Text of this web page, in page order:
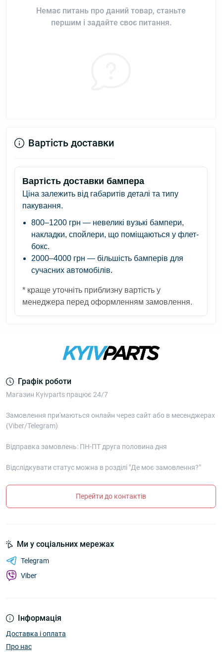
Немає питань про даний товар, станьте
першим і задайте своє питання.
Вартість доставки
Вартість доставки бампера
Ціна залежить від габаритів деталі та типу
пакування.
800–1200 грн — невеликі вузькі бампери,
накладки, спойлери, що поміщаються у флет-
бокс.
2000–4000 грн — більшість бамперів для
сучасних автомобілів.
* краще уточніть приблизну вартість у
менеджера перед оформленням замовлення.
Графік роботи
Магазин Kyivparts працює 24/7
Замовлення при'маються онлайн через сайт або в месенджерах
(Viber/Telegram)
Відправка замовлень: ПН-ПТ друга половина дня
Відслідкувати статус можна в розділі "Де моє замовлення?"
Перейти до контактів
Інформація
Доставка і оплата
Про нас
Ми у соціальних мережах
Telegram
Viber